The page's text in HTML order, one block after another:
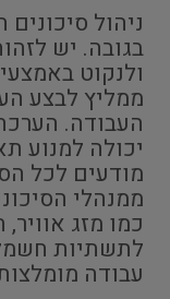
ניהול
בגובה. יש
ולנקוט
ממליץ לבצע
העבודה.
יכולה למנוע
מודעים לכל
ממנהלי
כמו מזג
לתשתיות
עבודה